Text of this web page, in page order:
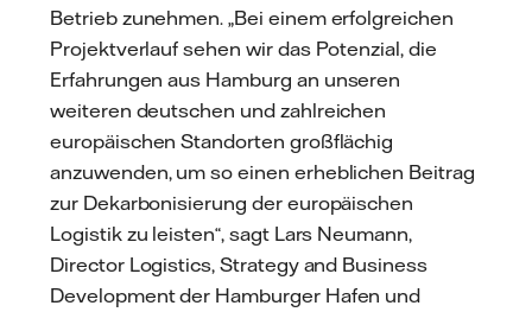
Betrieb zunehmen. „Bei einem erfolgreichen
Projektverlauf sehen wir das Potenzial, die
Erfahrungen aus Hamburg an unseren
weiteren deutschen und zahlreichen
europäischen Standorten großflächig
anzuwenden, um so einen erheblichen Beitrag
zur Dekarbonisierung der europäischen
Logistik zu leisten“, sagt Lars Neumann,
Director Logistics, Strategy and Business
Development der Hamburger Hafen und